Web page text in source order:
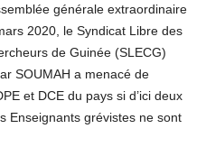
générale extraordinaire
2020, le Syndicat Libre des
de Guinée (SLECG)
SOUMAH a menacé de
et DCE du pays si d’ici deux
Enseignants grévistes ne sont